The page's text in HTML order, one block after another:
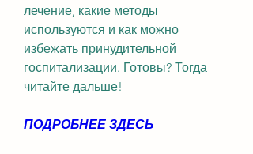
лечение, какие методы
используются и как можно
избежать принудительной
госпитализации. Готовы? Тогда
читайте дальше!
ПОДРОБНЕЕ ЗДЕСЬ